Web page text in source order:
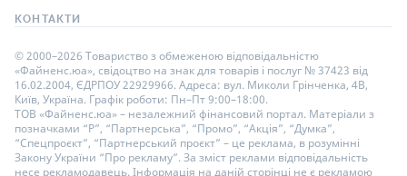
КОНТАКТИ
© 2000–2026 Товариство з обмеженою відповідальністю
«Файненс.юа», свідоцтво на знак для товарів і послуг № 37423 від
16.02.2004, ЄДРПОУ 22929966. Адреса: вул. Миколи Грінченка, 4В,
Київ, Україна. Графік роботи: Пн–Пт 9:00–18:00.
ТОВ «Файненс.юа» – незалежний фінансовий портал. Матеріали з
позначками “Р”, “Партнерська”, “Промо”, “Акція”, “Думка”,
“Спецпроєкт”, “Партнерський проєкт” – це реклама, в розумінні
Закону України “Про рекламу”. За зміст реклами відповідальність
несе рекламодавець. Інформація на даній сторінці не є рекламою